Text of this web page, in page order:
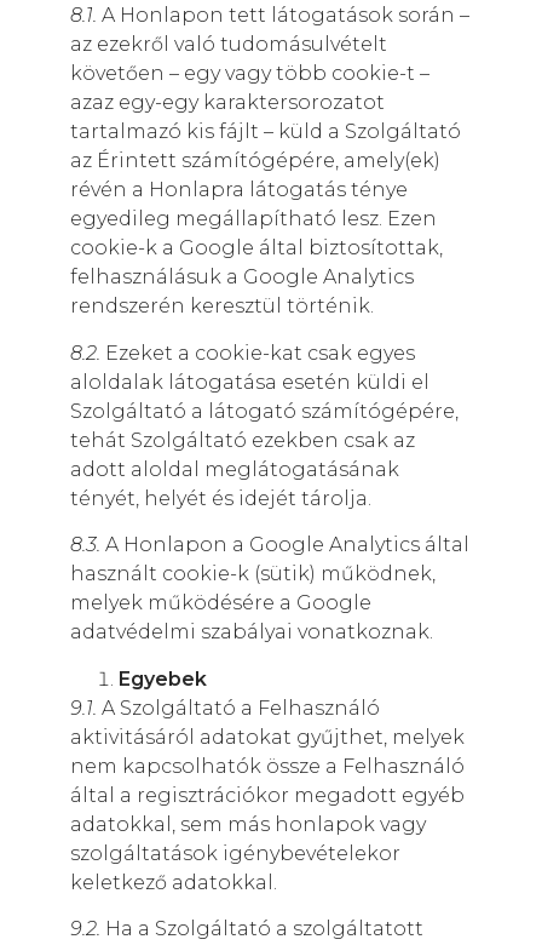
8.1. A Honlapon tett látogatások során –
az ezekről való tudomásulvételt
követően – egy vagy több cookie-t –
azaz egy-egy karaktersorozatot
tartalmazó kis fájlt – küld a Szolgáltató
az Érintett számítógépére, amely(ek)
révén a Honlapra látogatás ténye
egyedileg megállapítható lesz. Ezen
cookie-k a Google által biztosítottak,
felhasználásuk a Google Analytics
rendszerén keresztül történik.
8.2. Ezeket a cookie-kat csak egyes
aloldalak látogatása esetén küldi el
Szolgáltató a látogató számítógépére,
tehát Szolgáltató ezekben csak az
adott aloldal meglátogatásának
tényét, helyét és idejét tárolja.
8.3. A Honlapon a Google Analytics által
használt cookie-k (sütik) működnek,
melyek működésére a Google
adatvédelmi szabályai vonatkoznak.
Egyebek
9.1. A Szolgáltató a Felhasználó
aktivitásáról adatokat gyűjthet, melyek
nem kapcsolhatók össze a Felhasználó
által a regisztrációkor megadott egyéb
adatokkal, sem más honlapok vagy
szolgáltatások igénybevételekor
keletkező adatokkal.
9.2. Ha a Szolgáltató a szolgáltatott